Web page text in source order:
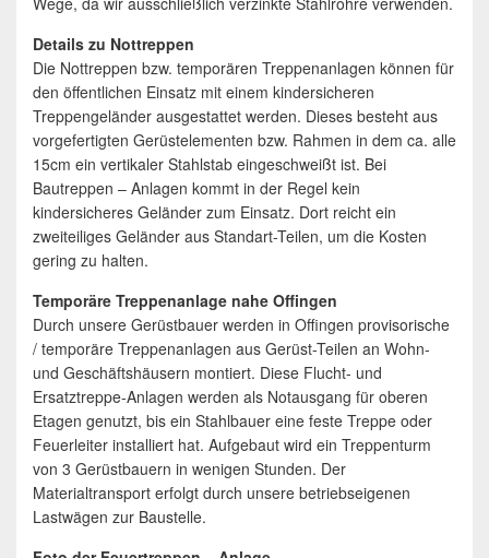
Details zu Nottreppen
Die Nottreppen bzw. temporären Treppenanlagen können für
den öffentlichen Einsatz mit einem kindersicheren
Treppengeländer ausgestattet werden. Dieses besteht aus
vorgefertigten Gerüstelementen bzw. Rahmen in dem ca. alle
15cm ein vertikaler Stahlstab eingeschweißt ist. Bei
Bautreppen – Anlagen kommt in der Regel kein
kindersicheres Geländer zum Einsatz. Dort reicht ein
zweiteiliges Geländer aus Standart-Teilen, um die Kosten
gering zu halten.
Temporäre Treppenanlage nahe Offingen
Durch unsere Gerüstbauer werden in Offingen provisorische
/ temporäre Treppenanlagen aus Gerüst-Teilen an Wohn-
und Geschäftshäusern montiert. Diese Flucht- und
Ersatztreppe-Anlagen werden als Notausgang für oberen
Etagen genutzt, bis ein Stahlbauer eine feste Treppe oder
Feuerleiter installiert hat. Aufgebaut wird ein Treppenturm
von 3 Gerüstbauern in wenigen Stunden. Der
Materialtransport erfolgt durch unsere betriebseigenen
Lastwägen zur Baustelle.